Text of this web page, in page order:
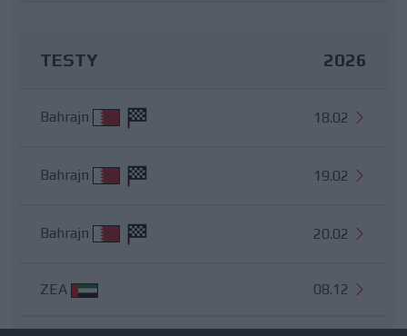
TESTY 2026
Bahrajn 18.02
Bahrajn 19.02
Bahrajn 20.02
ZEA 08.12